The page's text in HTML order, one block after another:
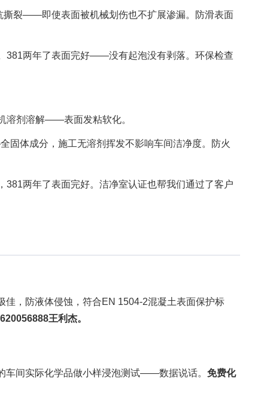
裂——即使表面被机械划伤也不扩展渗漏。防滑表面
381两年了表面完好——没有起泡没有剥落。环保检查
溶剂溶解——表面发粘软化。
体成分，施工无溶剂挥发不影响车间洁净度。防火
两年了表面完好。洁净室认证也帮我们通过了客户
，防液体侵蚀，符合EN 1504-2混凝土表面保护标
王利杰。
车间实际化学品做小样浸泡测试——数据说话。免费化